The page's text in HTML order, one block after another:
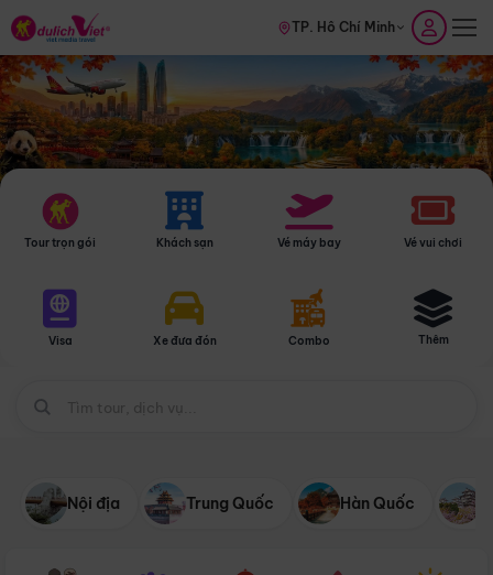
TP. Hồ Chí Minh
Tour trọn gói Khách sạn Vé máy bay Vé vui chơi
Visa Xe đưa đón Combo Thêm
Nội địa Trung Quốc Hàn Quốc